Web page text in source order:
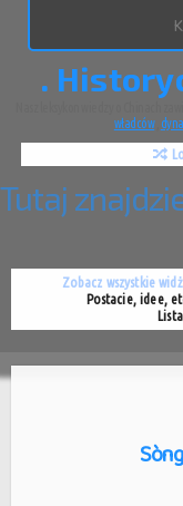
.
władców,
Tutaj
Zobacz wszystkie
Postacie, idee,